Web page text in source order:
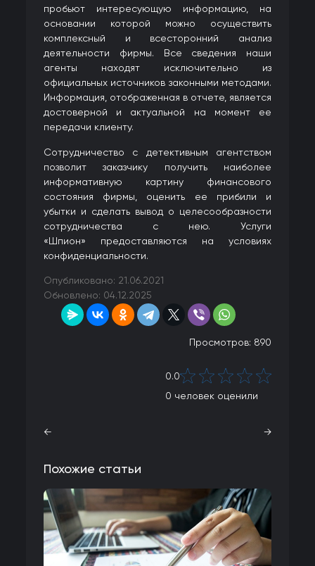
пробьют интересующую информацию, на
основании которой можно осуществить
комплексный и всесторонний анализ
деятельности фирмы. Все сведения наши
агенты находят исключительно из
официальных источников законными методами.
Информация, отображенная в отчете, является
достоверной и актуальной на момент ее
передачи клиенту.
Сотрудничество с детективным агентством
позволит заказчику получить наиболее
информативную картину финансового
состояния фирмы, оценить ее прибили и
убытки и сделать вывод о целесообразности
сотрудничества с нею. Услуги
«Шпион» предоставляются на условиях
конфиденциальности.
Опубликовано: 21.06.2021
Обновлено: 04.12.2025
Просмотров: 890
0.0
0 человек оценили
← →
Похожие статьи